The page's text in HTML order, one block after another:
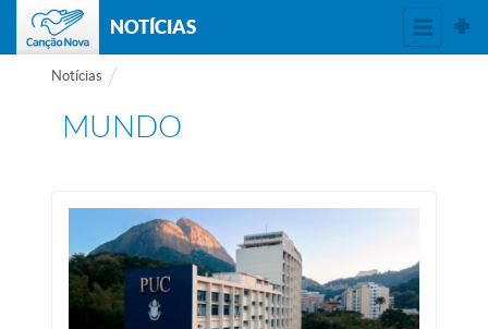
NOTÍCIAS
Notícias
MUNDO